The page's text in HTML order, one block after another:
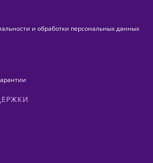
и обработки персональных данных